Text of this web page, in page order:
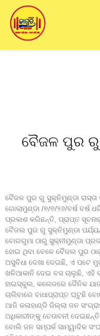
ବୈଜଳ ପୁର ରୁ
ବୈଜଳ ପୁର ରୁ ସୁକ୍ନିମୁଣ୍ଡା
ଗୋଲାମୁଣ୍ଡା /୭/୭/୨୬/ବର୍ଷ
ପ୍ରକାଶ କରିଛନ୍ତି, ପ୍ରାପ୍ତ
ବୈଜଲ ପୁର ରୁ ସୁକ୍ନିମୁଣ୍ଡା
ବୋରଗୁମା ଠାରୁ ସୁକ୍ନୀମୁଣ୍ଡା
ହୋଇ ଥିବା ବେଳେ ବୈଜଲ ପୁର
ଅସୁବିଧା ଦେଖା ଦେଇଛି, ଏ
ଖଳିଆକାନି ଦେଇ ବସ ଚାଲୁଛି, ଏହି
ହାଇସ୍କୁଲ, କଲେଜରେ ଦୈନିକ
ଚାଲିବାରେ ବାଧାପ୍ରାପ୍ତ ଘଟୁଛି
ଆଜି କଳାହାଣ୍ଡି ଜିଲ୍ଲା ଜନ
ଅଧିକାରୀଙ୍କୁ ଚେତାବନୀ
ବୋଲି ଜନ ସମ୍ପର୍କ ସାମ୍ୱାଦିକ